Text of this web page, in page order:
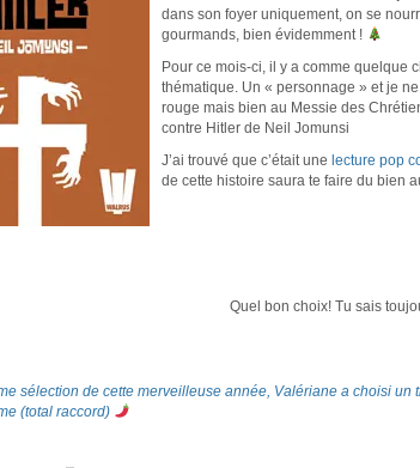
dans son foyer uniquement, on se
gourmands, bien évidemment !
Pour ce mois-ci, il y a comme quelque
thématique. Un « personnage » et je
rouge mais bien au Messie des
contre Hitler de Neil Jomunsi
J’ai trouvé que c’était une lecture pop
de cette histoire saura te faire du bien
Quel bon choix! Tu sais
sélection de cette merveilleuse année, Valériane a choisi un
(total raccord)